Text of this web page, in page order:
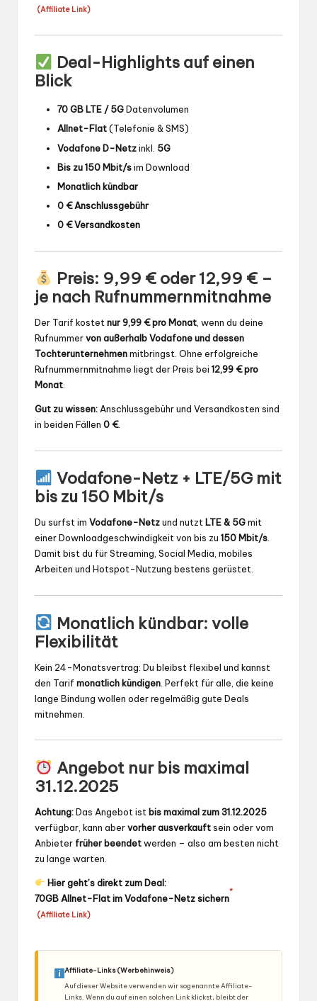
(Affiliate Link)
Deal-Highlights auf einen
Blick
70 GB LTE / 5GDatenvolumen
Allnet-Flat(Telefonie & SMS)
Vodafone D-Netzinkl. 5G
Bis zu 150 Mbit/sim Download
Monatlich kündbar
0 € Anschlussgebühr
0 € Versandkosten
Preis: 9,99 € oder 12,99 € –
je nach Rufnummernmitnahme
Der Tarif kostet nur 9,99 € pro Monat , wenn du deine
Rufnummervon außerhalb Vodafone und dessen
Tochterunternehmenmitbringst. Ohne erfolgreiche
Rufnummernmitnahme liegt der Preis bei 12,99 € pro
Monat
Gut zu wissen: Anschlussgebühr und Versandkosten sind
in beiden Fällen 0 €.
Vodafone-Netz + LTE/5G mit
bis zu 150 Mbit/s
Du surfst im Vodafone-Netzund nutztLTE & 5Gmit
einer Downloadgeschwindigkeit von bis zu 150 Mbit/s.
Damit bist du für Streaming, Social Media, mobiles
Arbeiten und Hotspot-Nutzung bestens gerüstet.
Monatlich kündbar: volle
Flexibilität
Kein 24-Monatsvertrag: Du bleibst flexibel und kannst
den Tarif monatlich kündigen . Perfekt für alle, die keine
lange Bindung wollen oder regelmäßig gute Deals
mitnehmen.
Angebot nur bis maximal
31.12.2025
Achtung:Das Angebot ist bis maximal zum 31.12.2025
verfügbar, kann abervorher ausverkauftsein oder vom
Anbieter früher beendetwerden – also am besten nicht
zu lange warten.
Hier geht’s direkt zum Deal:
70GB Allnet-Flat im Vodafone-Netz sichern
*
(Affiliate Link)
Affiliate-Links (Werbehinweis)
Auf dieser Website verwenden wir sogenannte Affiliate-
Links. Wenn du auf einen solchen Link klickst, bleibt der